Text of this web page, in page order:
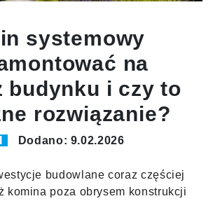
systemowy
na
budynku i czy to
rozwiązanie?
Dodano: 9.02.2026
budowlane coraz częściej
komina poza obrysem konstrukcji